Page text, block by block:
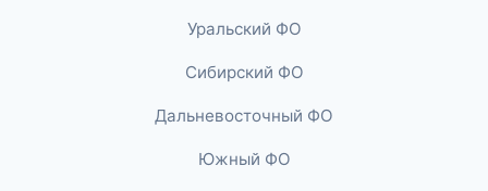
Уральский ФО
Сибирский ФО
Дальневосточный ФО
Южный ФО